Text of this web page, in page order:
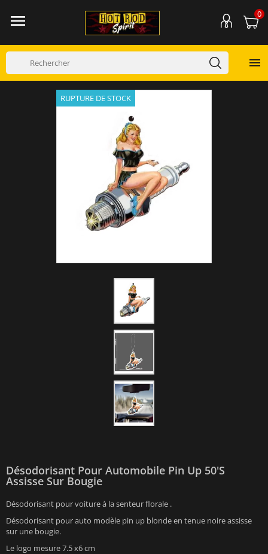
 0

RUPTURE DE STOCK
Désodorisant Pour Automobile Pin Up 50's
Assisse Sur Bougie
Désodorisant pour voiture à la senteur florale .
Désodorisant pour auto modèle pin up blonde en tenue noire assisse
sur une bougie.
Le logo mesure 7.5 x6 cm